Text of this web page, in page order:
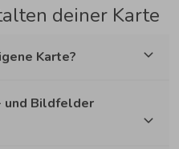
deiner Karte
Karte?
und Bildfelder